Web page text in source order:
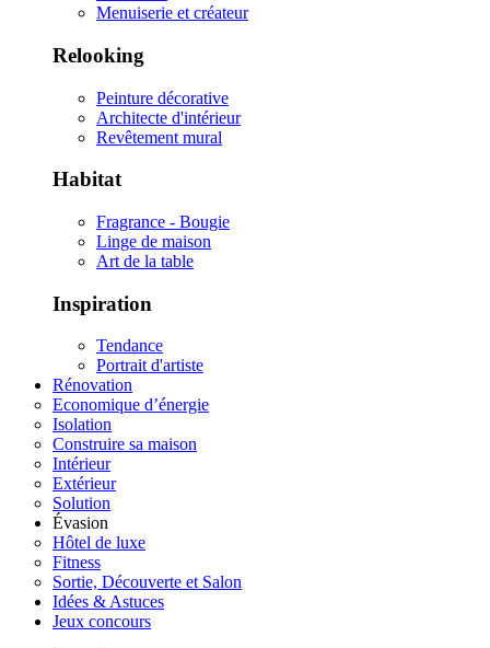
Menuiserie et créateur
Relooking
Peinture décorative
Architecte d'intérieur
Revêtement mural
Habitat
Fragrance - Bougie
Linge de maison
Art de la table
Inspiration
Tendance
Portrait d'artiste
Rénovation
Economique d’énergie
Isolation
Construire sa maison
Intérieur
Extérieur
Solution
Évasion
Hôtel de luxe
Fitness
Sortie, Découverte et Salon
Idées & Astuces
Jeux concours